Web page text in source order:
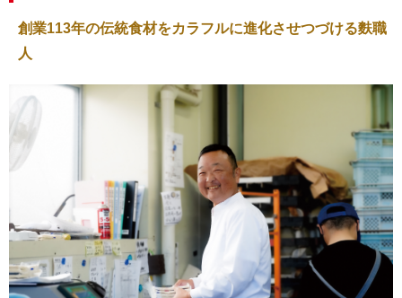
創業113年の伝統食材をカラフルに進化させつづける麩職
人